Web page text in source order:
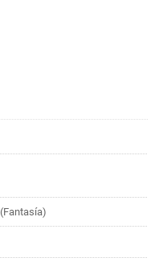
(Fantasía)